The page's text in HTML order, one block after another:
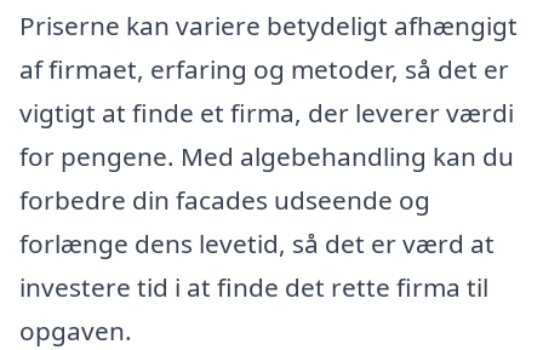
Priserne kan variere betydeligt afhængigt
af firmaet, erfaring og metoder, så det er
vigtigt at finde et firma, der leverer værdi
for pengene. Med algebehandling kan du
forbedre din facades udseende og
forlænge dens levetid, så det er værd at
investere tid i at finde det rette firma til
opgaven.